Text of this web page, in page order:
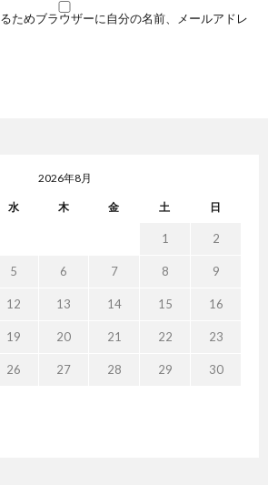
ためブラウザーに自分の名前、メールアドレ
2026年8月
水 木 金 土 日
1 2
5 6 7 8 9
12 13 14 15 16
19 20 21 22 23
26 27 28 29 30